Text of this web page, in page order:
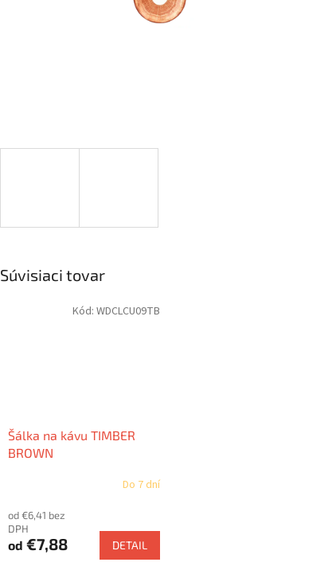
Súvisiaci tovar
Šálka na kávu TIMBER
BROWN
Do 7 dní
od €6,41 bez
DPH
od €7,88 DETAIL
Kód: WDCLCU09TB